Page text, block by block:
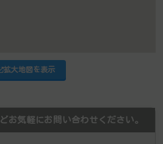
拡大地図を表示
お気軽にお問い合わせください。